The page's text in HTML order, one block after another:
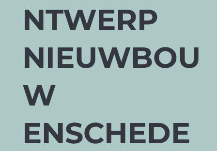
NTWERP
NIEUWBOU
W
ENSCHEDE